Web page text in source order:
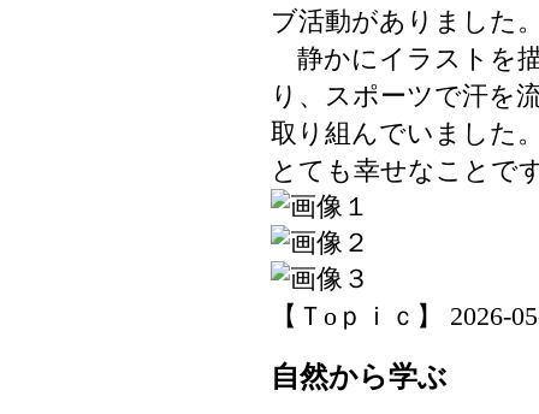
ブ活動がありました
静かにイラストを
り、スポーツで汗を
取り組んでいました
とても幸せなことで
【Ｔoｐｉｃ】 2026-
自然から学ぶ